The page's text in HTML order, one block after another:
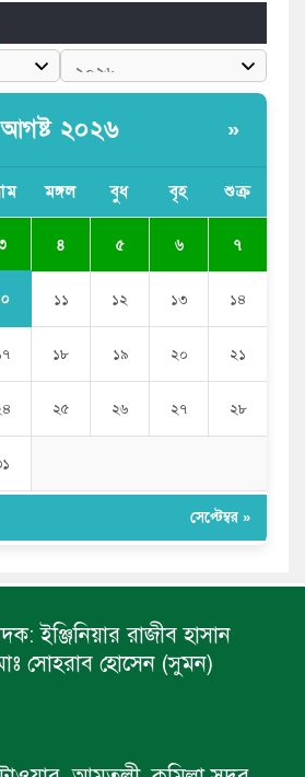
ড. ইউনূস, বিএনপির বিবেচনায় মির্জা
চলছে মাসের পর মাস: কুমিল্লার
ছাত্রী
আগষ্ট ২০২৬ »
মঙ্গল বুধ বৃহ শুক্র
৪ ৫ ৬ ৭
১১ ১২ ১৩ ১৪
১৮ ১৯ ২০ ২১
২৫ ২৬ ২৭ ২৮
সেপ্টেম্বর »
ইঞ্জিনিয়ার রাজীব হাসান
সোহরাব হোসেন (সুমন)